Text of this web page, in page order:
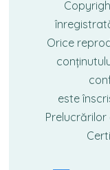
Orice
este